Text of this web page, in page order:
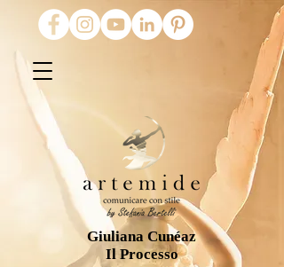
Giuliana Cunéaz
Il Processo